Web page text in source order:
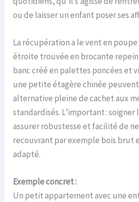
ou de laisser un enfant poser ses
La récupération a le vent en
étroite trouvée en brocante
banc créé en palettes poncées et
une petite étagère chinée
alternative pleine de cachet aux
standardisés. L’important :
assurer robustesse et facilité de
recouvrant par exemple bois brut
adapté.
Exemple concret :
Un petit appartement avec une